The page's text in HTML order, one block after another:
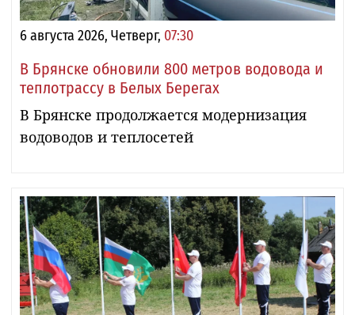
6 августа 2026, Четверг, 07:30
В Брянске обновили 800 метров водовода и
теплотрассу в Белых Берегах
В Брянске продолжается модернизация
водоводов и теплосетей